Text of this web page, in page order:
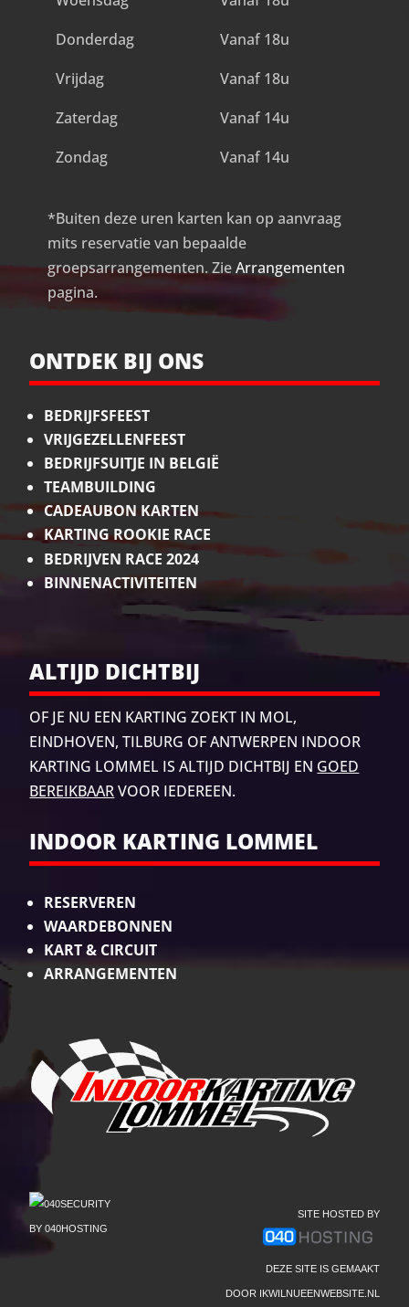
Donderdag
Vanaf 18u
Vrijdag
Vanaf 18u
Zaterdag
Vanaf 14u
Zondag
Vanaf 14u
*Buiten deze uren karten kan op aanvraag
mits reservatie van bepaalde
groepsarrangementen. ZieArrangementen
pagina.
ONTDEK BIJ ONS
BEDRIJFSFEEST
VRIJGEZELLENFEEST
BEDRIJFSUITJE IN BELGIË
TEAMBUILDING
CADEAUBON KARTEN
KARTING ROOKIE RACE
BEDRIJVEN RACE 2024
BINNENACTIVITEITEN
ALTIJD DICHTBIJ
OF JE NU EEN KARTING ZOEKT IN MOL,
EINDHOVEN, TILBURG OF ANTWERPEN INDOOR
KARTING LOMMEL IS ALTIJD DICHTBIJ EN GOED
BEREIKBAARVOOR IEDEREEN.
INDOOR KARTING LOMMEL
RESERVEREN
WAARDEBONNEN
KART & CIRCUIT
ARRANGEMENTEN
SITE HOSTED BY
DEZE SITE IS GEMAAKT
DOOR IKWILNUEENWEBSITE.NL